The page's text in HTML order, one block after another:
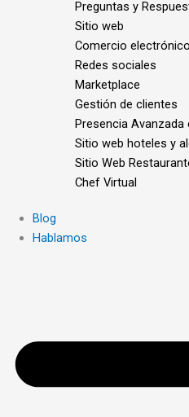
Preguntas y
Sitio web
Comercio electrónico
Redes sociales
Marketplace
Gestión de clientes
Presencia Avanzada
Sitio web hoteles y
Sitio Web
Chef Virtual
Blog
Hablamos